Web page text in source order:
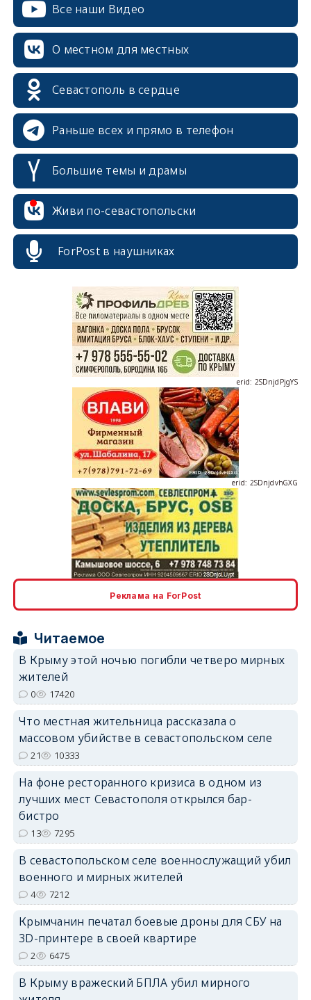
Все наши Видео
О местном для местных
Севастополь в сердце
Раньше всех и прямо в телефон
Большие темы и драмы
Живи по-севастопольски
ForPost в наушниках
erid: 2SDnjdPjgYS
erid: 2SDnjdvhGXG
erid: 2SDnjcLUypt
erid: 2SDnjdPjgYS
Реклама на ForPost
Читаемое
В Крыму этой ночью погибли четверо мирных
жителей
0 17420
Что местная жительница рассказала о
массовом убийстве в севастопольском селе
21 10333
На фоне ресторанного кризиса в одном из
лучших мест Севастополя открылся бар-
бистро
13 7295
В севастопольском селе военнослужащий убил
военного и мирных жителей
4 7212
Крымчанин печатал боевые дроны для СБУ на
3D-принтере в своей квартире
2 6475
В Крыму вражеский БПЛА убил мирного